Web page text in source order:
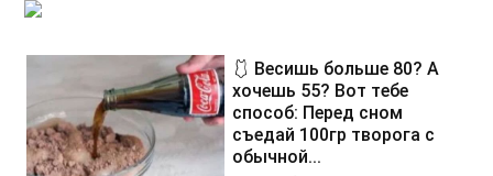
🩱 Весишь больше 80? А
хочешь 55? Вот тебе
способ: Перед сном
съедай 100гр творога с
обычной...